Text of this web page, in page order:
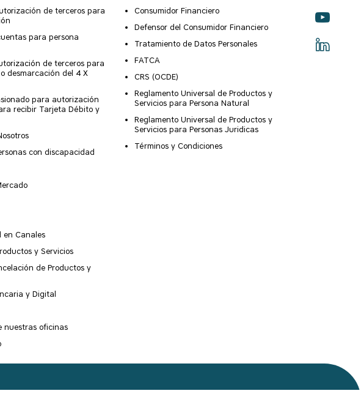
de terceros para
para persona
de terceros para
desmarcación del 4 X
para autorización
recibir Tarjeta Débito y
con discapacidad
en Canales
y Servicios
de Productos y
y Digital
nuestras oficinas
Consumidor Financiero
Defensor del Consumidor Financiero
Tratamiento de Datos Personales
FATCA
CRS (OCDE)
Reglamento Universal de Productos y
Servicios para Persona Natural
Reglamento Universal de Productos y
Servicios para Personas Juridicas
Términos y Condiciones